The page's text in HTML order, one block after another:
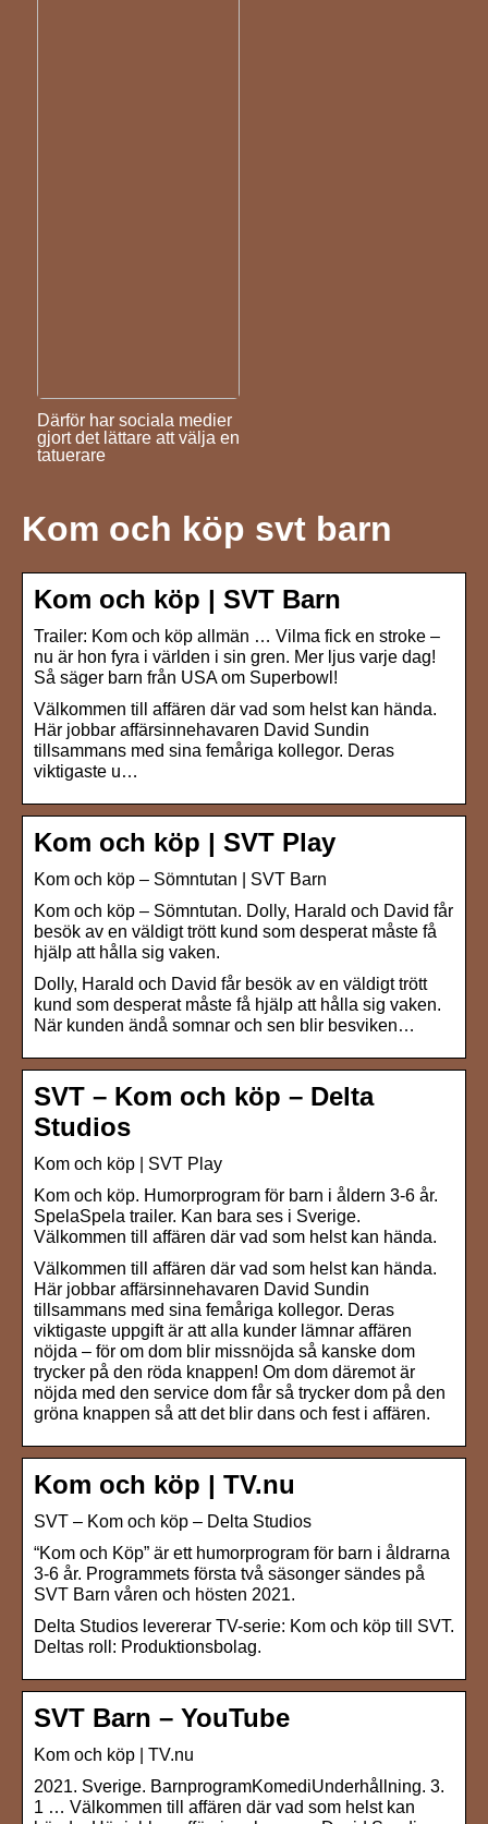
Därför har sociala medier
gjort det lättare att välja en
tatuerare
Kom och köp svt barn
Kom och köp | SVT Barn
Trailer: Kom och köp allmän … Vilma fick en stroke –
nu är hon fyra i världen i sin gren. Mer ljus varje dag!
Så säger barn från USA om Superbowl!
Välkommen till affären där vad som helst kan hända.
Här jobbar affärsinnehavaren David Sundin
tillsammans med sina femåriga kollegor. Deras
viktigaste u…
Kom och köp | SVT Play
Kom och köp – Sömntutan | SVT Barn
Kom och köp – Sömntutan. Dolly, Harald och David får
besök av en väldigt trött kund som desperat måste få
hjälp att hålla sig vaken.
Dolly, Harald och David får besök av en väldigt trött
kund som desperat måste få hjälp att hålla sig vaken.
När kunden ändå somnar och sen blir besviken…
SVT – Kom och köp – Delta
Studios
Kom och köp | SVT Play
Kom och köp. Humorprogram för barn i åldern 3-6 år.
SpelaSpela trailer. Kan bara ses i Sverige.
Välkommen till affären där vad som helst kan hända.
Välkommen till affären där vad som helst kan hända.
Här jobbar affärsinnehavaren David Sundin
tillsammans med sina femåriga kollegor. Deras
viktigaste uppgift är att alla kunder lämnar affären
nöjda – för om dom blir missnöjda så kanske dom
trycker på den röda knappen! Om dom däremot är
nöjda med den service dom får så trycker dom på den
gröna knappen så att det blir dans och fest i affären.
Kom och köp | TV.nu
SVT – Kom och köp – Delta Studios
“Kom och Köp” är ett humorprogram för barn i åldrarna
3-6 år. Programmets första två säsonger sändes på
SVT Barn våren och hösten 2021.
Delta Studios levererar TV-serie: Kom och köp till SVT.
Deltas roll: Produktionsbolag.
SVT Barn – YouTube
Kom och köp | TV.nu
2021. Sverige. BarnprogramKomediUnderhållning. 3.
1 … Välkommen till affären där vad som helst kan